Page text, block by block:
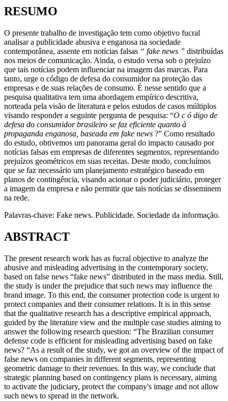
RESUMO
O presente trabalho de investigação tem como objetivo fucral
analisar a publicidade abusiva e enganosa na sociedade
contemporânea, assente em notícias falsas “ fake news ” distribuídas
nos meios de comunicação. Ainda, o estudo versa sob o prejuízo
que tais notícias podem influenciar na imagem das marcas. Para
tanto, urge o código de defesa do consumidor na proteção das
empresas e de suas relações de consumo. É nesse sentido que a
pesquisa qualitativa tem uma abordagem empírico descritiva,
norteada pela visão de literatura e pelos estudos de casos múltiplos
visando responder a seguinte pergunta de pesquisa: “O c ó digo de
defesa do consumidor brasileiro se faz eficiente quanto à
propaganda enganosa, baseada em fake news ?” Como resultado
do estudo, obtivemos um panorama geral do impacto causado por
notícias falsas em empresas de diferentes segmentos, representando
prejuízos geométricos em suas receitas. Deste modo, concluímos
que se faz necessário um planejamento estratégico baseado em
planos de contingência, visando acionar o poder judiciário, proteger
a imagem da empresa e não permitir que tais notícias se disseminem
na rede.
Palavras-chave: Fake news. Publicidade. Sociedade da informação.
ABSTRACT
The present research work has as fucral objective to analyze the
abusive and misleading advertising in the contemporary society,
based on false news “fake news” distributed in the mass media. Still,
the study is under the prejudice that such news may influence the
brand image. To this end, the consumer protection code is urgent to
protect companies and their consumer relations. It is in this sense
that the qualitative research has a descriptive empirical approach,
guided by the literature view and the multiple case studies aiming to
answer the following research question: “The Brazilian consumer
defense code is efficient for misleading advertising based on fake
news? “As a result of the study, we got an overview of the impact of
false news on companies in different segments, representing
geometric damage to their revenues. In this way, we conclude that
strategic planning based on contingency plans is necessary, aiming
to activate the judiciary, protect the company's image and not allow
such news to spread in the network.